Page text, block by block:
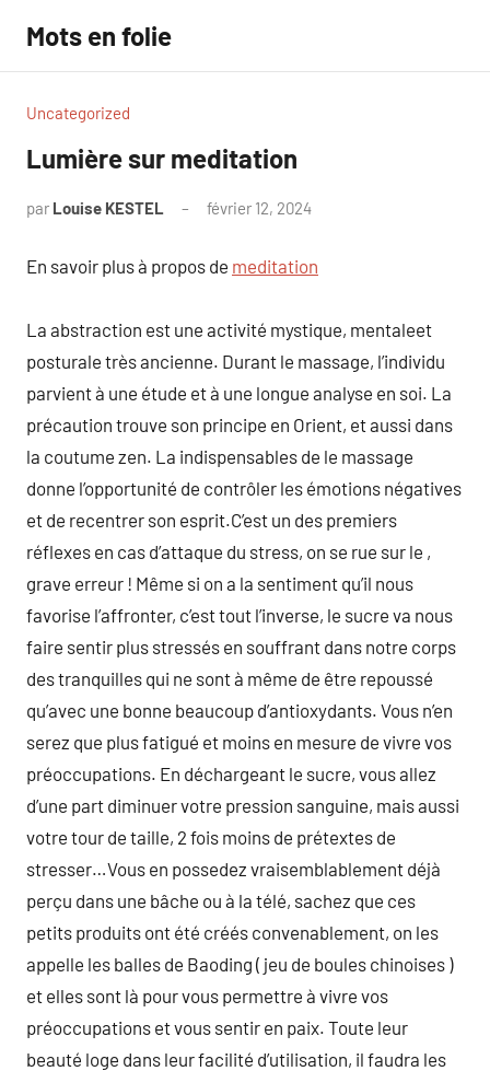
contenu
Mots en folie
Uncategorized
Lumière sur meditation
par Louise KESTEL février 12, 2024
En savoir plus à propos de meditation
La abstraction est une activité mystique, mentaleet
posturale très ancienne. Durant le massage, l’individu
parvient à une étude et à une longue analyse en soi. La
précaution trouve son principe en Orient, et aussi dans
la coutume zen. La indispensables de le massage
donne l’opportunité de contrôler les émotions négatives
et de recentrer son esprit.C’est un des premiers
réflexes en cas d’attaque du stress, on se rue sur le ,
grave erreur ! Même si on a la sentiment qu’il nous
favorise l’affronter, c’est tout l’inverse, le sucre va nous
faire sentir plus stressés en souffrant dans notre corps
des tranquilles qui ne sont à même de être repoussé
qu’avec une bonne beaucoup d’antioxydants. Vous n’en
serez que plus fatigué et moins en mesure de vivre vos
préoccupations. En déchargeant le sucre, vous allez
d’une part diminuer votre pression sanguine, mais aussi
votre tour de taille, 2 fois moins de prétextes de
stresser…Vous en possedez vraisemblablement déjà
perçu dans une bâche ou à la télé, sachez que ces
petits produits ont été créés convenablement, on les
appelle les balles de Baoding ( jeu de boules chinoises )
et elles sont là pour vous permettre à vivre vos
préoccupations et vous sentir en paix. Toute leur
beauté loge dans leur facilité d’utilisation, il faudra les